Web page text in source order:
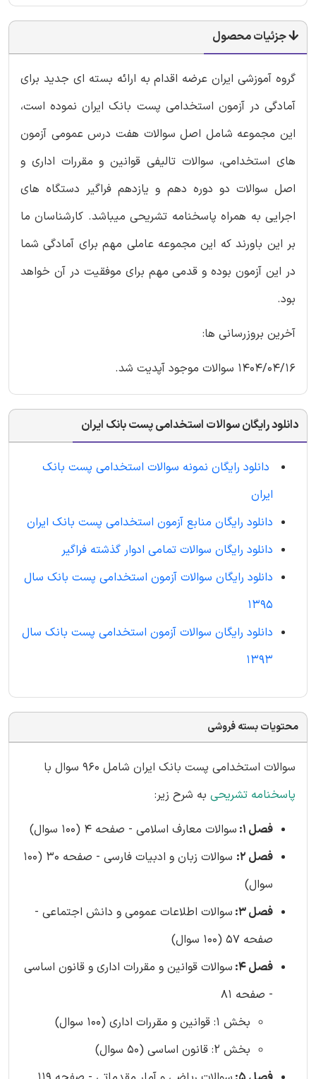
جزئیات محصول
گروه آموزشی ایران عرضه اقدام به ارائه بسته ای جدید برای
آمادگی در آزمون استخدامی پست بانک ایران نموده است،
این مجموعه شامل اصل سوالات هفت درس عمومی آزمون
های استخدامی، سوالات تالیفی قوانین و مقررات اداری و
اصل سوالات دو دوره دهم و یازدهم فراگیر دستگاه های
اجرایی به همراه پاسخنامه تشریحی میباشد. کارشناسان ما
بر این باورند که این مجموعه عاملی مهم برای آمادگی شما
در این آزمون بوده و قدمی مهم برای موفقیت در آن خواهد
بود.
آخرین بروزرسانی ها:
1404/04/16 سوالات موجود آپدیت شد.
دانلود رایگان سوالات استخدامی پست بانک ایران
دانلود رایگان نمونه سوالات استخدامی پست بانک
ایران
دانلود رایگان منابع آزمون استخدامی پست بانک ایران
دانلود رایگان سوالات تمامی ادوار گذشته فراگیر
دانلود رایگان سوالات آزمون استخدامی پست بانک سال
1395
دانلود رایگان سوالات آزمون استخدامی پست بانک سال
1393
محتویات بسته فروشی
سوالات استخدامی پست بانک ایران شامل 960 سوال با
پاسخنامه تشریحی به شرح زیر:
فصل 1:
سوالات معارف اسلامی - صفحه 4 (100 سوال)
فصل 2:
سوالات زبان و ادبیات فارسی - صفحه 30 (100
سوال)
فصل 3:
سوالات اطلاعات عمومی و دانش اجتماعی -
صفحه 57 (100 سوال)
فصل 4:
سوالات قوانین و مقررات اداری و قانون اساسی
- صفحه 81
بخش 1: قوانین و مقررات اداری (100 سوال)
بخش 2: قانون اساسی (50 سوال)